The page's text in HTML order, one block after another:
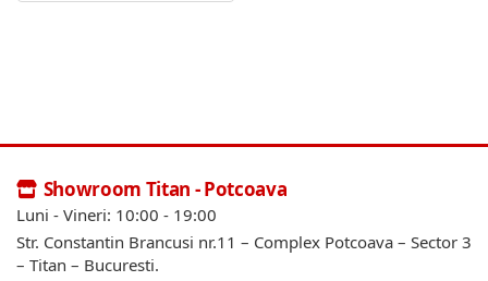
Showroom Titan - Potcoava
Luni - Vineri: 10:00 - 19:00
Str. Constantin Brancusi nr.11 – Complex Potcoava – Sector 3
– Titan – Bucuresti.